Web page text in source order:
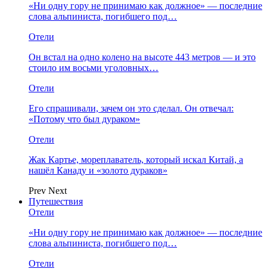
«Ни одну гору не принимаю как должное» — последние
слова альпиниста, погибшего под…
Отели
Он встал на одно колено на высоте 443 метров — и это
стоило им восьми уголовных…
Отели
Его спрашивали, зачем он это сделал. Он отвечал:
«Потому что был дураком»
Отели
Жак Картье, мореплаватель, который искал Китай, а
нашёл Канаду и «золото дураков»
Prev Next
Путешествия
Отели
«Ни одну гору не принимаю как должное» — последние
слова альпиниста, погибшего под…
Отели